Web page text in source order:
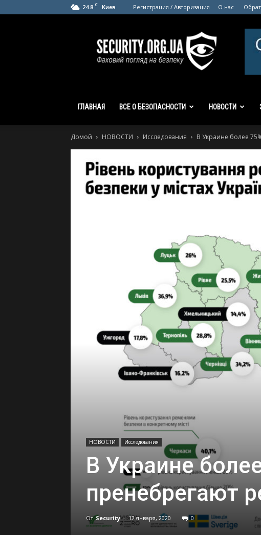
24.8 C Киев Регистрация / Авторизация О нас
SECURITY.org.ua
ГЛАВНАЯ ВСЕ О БЕЗОПАСНОСТИ НОВОСТИ
Домой НОВОСТИ Исследования В Украине более
НОВОСТИ Исследования
В Украине
пренебрегают
От Security - 12 января, 2020 0